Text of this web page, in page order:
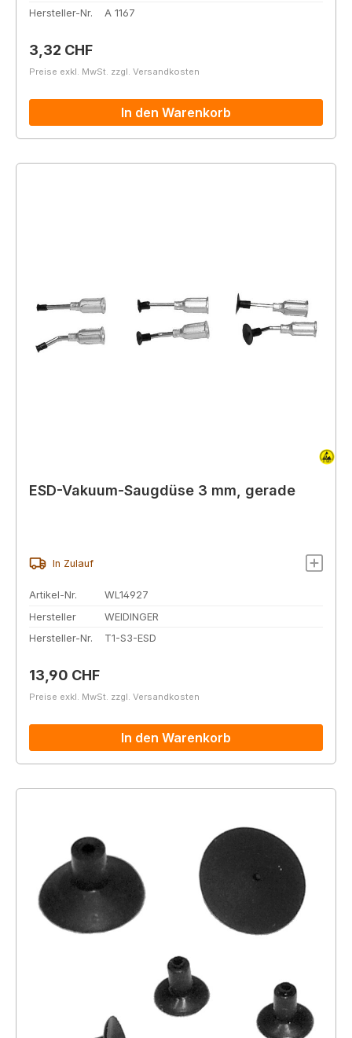
Hersteller-Nr.
A 1167
Regulärer Preis:
3,32 CHF
Preise exkl. MwSt. zzgl. Versandkosten
In den Warenkorb
ESD-Vakuum-Saugdüse 3 mm, gerade
In Zulauf
Artikel-Nr.
WL14927
Hersteller
WEIDINGER
Hersteller-Nr.
T1-S3-ESD
Regulärer Preis:
13,90 CHF
Preise exkl. MwSt. zzgl. Versandkosten
In den Warenkorb